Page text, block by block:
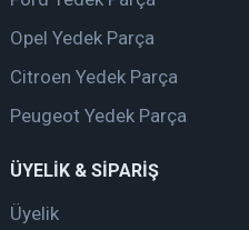
Opel Yedek Parça
Citroen Yedek Parça
Peugeot Yedek Parça
ÜYELİK & SİPARİŞ
Üyelik